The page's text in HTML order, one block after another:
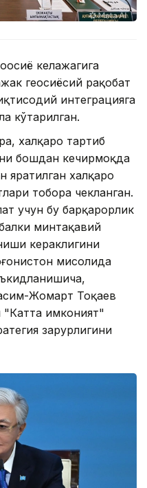
келажагига
геосиёсий рақобат
интеграцияга
кўтарилган.
халқаро тартиб
бошдан кечирмоқда
яратилган халқаро
тобора чекланган.
учун бу барқарорлик
минтақавий
кераклигини
мисолида
Жомарт Тоқаев
имконият"
зарурлигини